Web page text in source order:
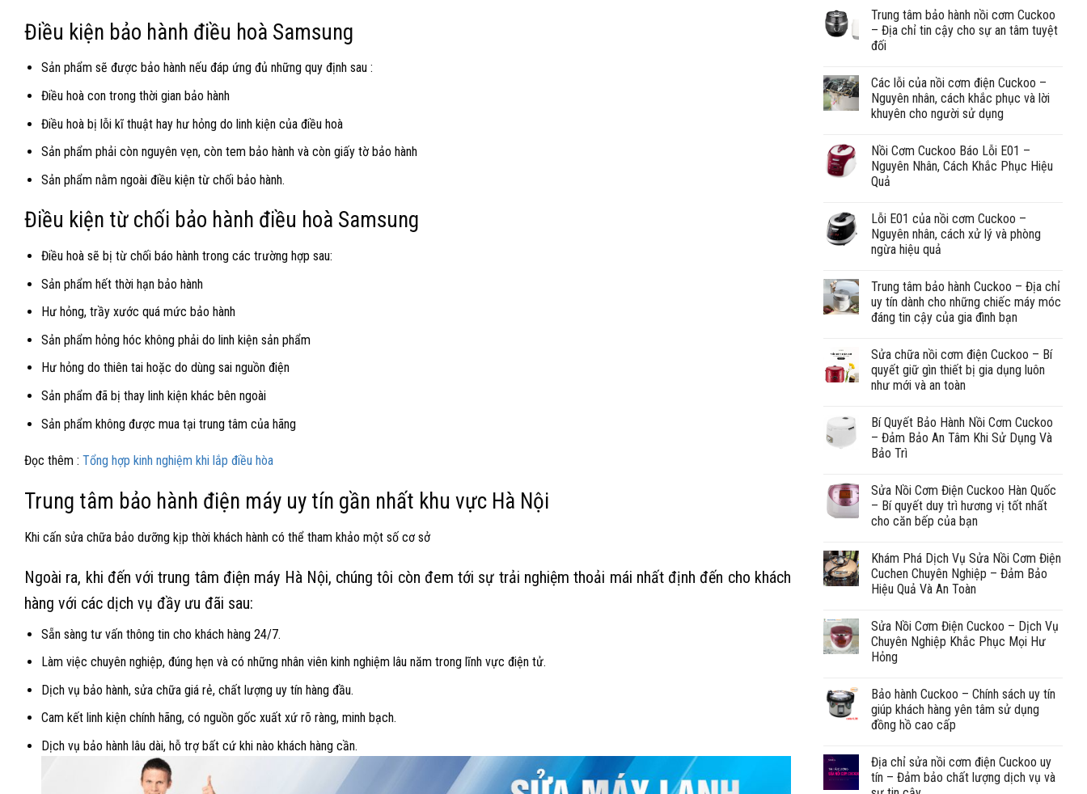
Điều kiện bảo hành điều hoà Samsung
Sản phẩm sẽ được bảo hành nếu đáp ứng đủ những quy định sau :
Điều hoà con trong thời gian bảo hành
Điều hoà bị lỗi kĩ thuật hay hư hỏng do linh kiện của điều hoà
Sản phẩm phải còn nguyên vẹn, còn tem bảo hành và còn giấy tờ bảo hành
Sản phẩm nằm ngoài điều kiện từ chối bảo hành.
Điều kiện từ chối bảo hành điều hoà Samsung
Điều hoà sẽ bị từ chối báo hành trong các trường hợp sau:
Sản phẩm hết thời hạn bảo hành
Hư hỏng, trầy xước quá mức bảo hành
Sản phẩm hỏng hóc không phải do linh kiện sản phẩm
Hư hỏng do thiên tai hoặc do dùng sai nguồn điện
Sản phẩm đã bị thay linh kiện khác bên ngoài
Sản phẩm không được mua tại trung tâm của hãng
Đọc thêm : Tổng hợp kinh nghiệm khi lắp điều hòa
Trung tâm bảo hành điện máy uy tín gần nhất khu vực Hà Nội
Khi cấn sửa chữa bảo dưỡng kịp thời khách hành có thể tham khảo một số cơ sở
Ngoài ra, khi đến với trung tâm điện máy Hà Nội, chúng tôi còn đem tới sự trải nghiệm thoải mái nhất định đến cho khách
hàng với các dịch vụ đầy ưu đãi sau:
Sẵn sàng tư vấn thông tin cho khách hàng 24/7.
Làm việc chuyên nghiệp, đúng hẹn và có những nhân viên kinh nghiệm lâu năm trong lĩnh vực điện tử.
Dịch vụ bảo hành, sửa chữa giá rẻ, chất lượng uy tín hàng đầu.
Cam kết linh kiện chính hãng, có nguồn gốc xuất xứ rõ ràng, minh bạch.
Dịch vụ bảo hành lâu dài, hỗ trợ bất cứ khi nào khách hàng cần.
Trung tâm bảo hành nồi cơm Cuckoo
– Địa chỉ tin cậy cho sự an tâm tuyệt
đối
Các lỗi của nồi cơm điện Cuckoo –
Nguyên nhân, cách khắc phục và lời
khuyên cho người sử dụng
Nồi Cơm Cuckoo Báo Lỗi E01 –
Nguyên Nhân, Cách Khắc Phục Hiệu
Quả
Lỗi E01 của nồi cơm Cuckoo –
Nguyên nhân, cách xử lý và phòng
ngừa hiệu quả
Trung tâm bảo hành Cuckoo – Địa chỉ
uy tín dành cho những chiếc máy móc
đáng tin cậy của gia đình bạn
Sửa chữa nồi cơm điện Cuckoo – Bí
quyết giữ gìn thiết bị gia dụng luôn
như mới và an toàn
Bí Quyết Bảo Hành Nồi Cơm Cuckoo
– Đảm Bảo An Tâm Khi Sử Dụng Và
Bảo Trì
Sửa Nồi Cơm Điện Cuckoo Hàn Quốc
– Bí quyết duy trì hương vị tốt nhất
cho căn bếp của bạn
Khám Phá Dịch Vụ Sửa Nồi Cơm Điện
Cuchen Chuyên Nghiệp – Đảm Bảo
Hiệu Quả Và An Toàn
Sửa Nồi Cơm Điện Cuckoo – Dịch Vụ
Chuyên Nghiệp Khắc Phục Mọi Hư
Hỏng
Bảo hành Cuckoo – Chính sách uy tín
giúp khách hàng yên tâm sử dụng
đồng hồ cao cấp
Địa chỉ sửa nồi cơm điện Cuckoo uy
tín – Đảm bảo chất lượng dịch vụ và